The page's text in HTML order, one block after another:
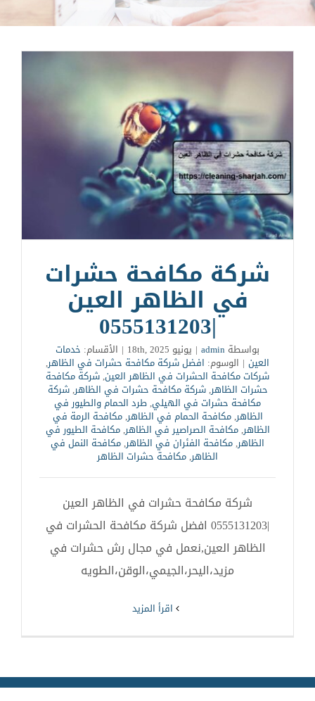
شركة مكافحة حشرات
في الظاهر العين
|0555131203
بواسطة admin
| يونيو 18th, 2025 | الأقسام: خدمات
العين | الوسوم: افضل شركة مكافحة حشرات في الظاهر,
شركات مكافحة الحشرات في الظاهر العين,شركة مكافحة
حشرات الظاهر,شركة مكافحة حشرات في الظاهر,شركة
مكافحة حشرات في الهيلي,طرد الحمام والطيور في
الظاهر,مكافحة الحمام في الظاهر,مكافحة الرمة في
الظاهر,مكافحة الصراصير في الظاهر,مكافحة الطيور في
الظاهر,مكافحة الفئران في الظاهر,مكافحة النمل في
الظاهر,مكافحة حشرات الظاهر
شركة مكافحة حشرات في الظاهر العين
|0555131203 افضل شركة مكافحة الحشرات في
الظاهر العين,نعمل في مجال رش حشرات في
مزيد،اليحر،الجيمي،الوقن،الطويه